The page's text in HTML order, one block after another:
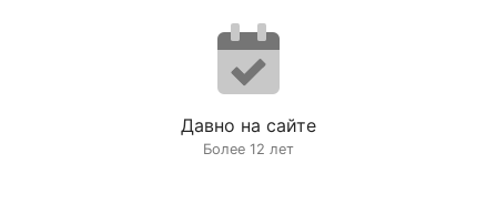
Давно на сайте
Более 12 лет